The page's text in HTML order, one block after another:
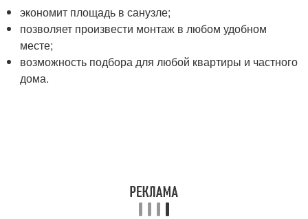
экономит площадь в санузле;
позволяет произвести монтаж в любом удобном
месте;
возможность подбора для любой квартиры и частного
дома.